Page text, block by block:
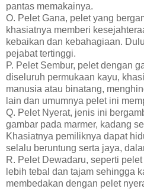
pantas memakainya.
O. Pelet Gana, pelet yang
khasiatnya memberi
kebaikan dan kebahagiaan.
pejabat tertinggi.
P. Pelet Sembur, pelet dengan
diseluruh permukaan kayu,
manusia atau binatang,
lain dan umumnya pelet ini
Q. Pelet Nyerat, jenis ini
gambar pada marmer, kadang
Khasiatnya pemiliknya dapat
selalu beruntung serta jaya,
R. Pelet Dewadaru, seperti
lebih tebal dan tajam sehingga
membedakan dengan pelet